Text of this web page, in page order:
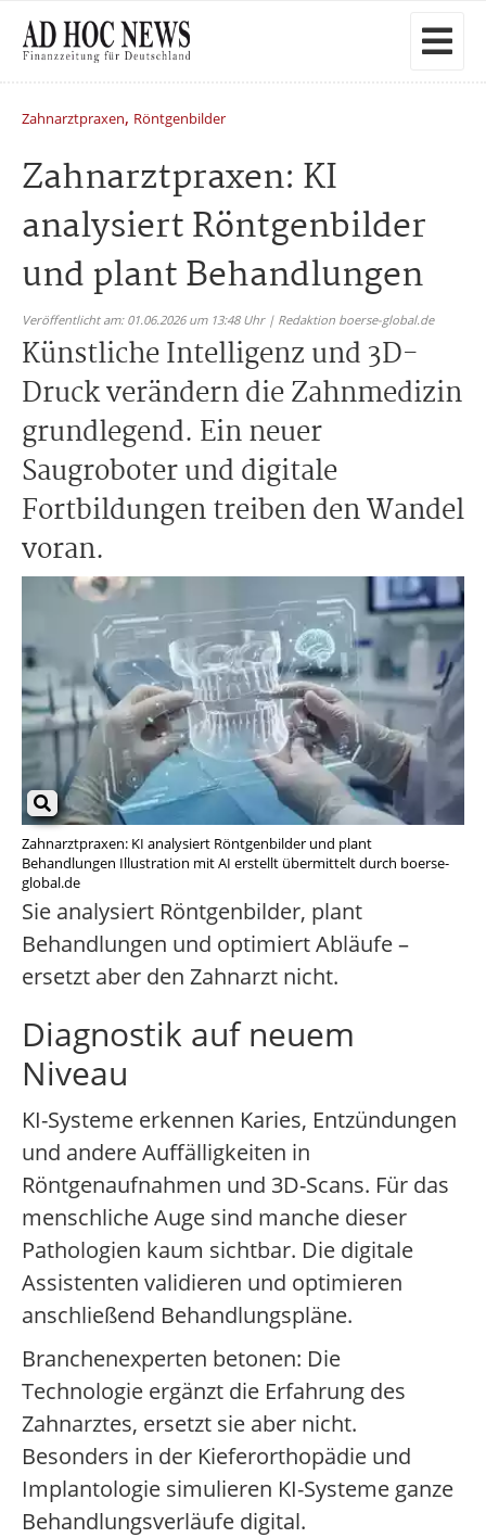
Zahnarztpraxen, Röntgenbilder
Zahnarztpraxen: KI
analysiert Röntgenbilder
und plant Behandlungen
Veröffentlicht am: 01.06.2026 um 13:48 Uhr | Redaktion boerse-global.de
Künstliche Intelligenz und 3D-
Druck verändern die Zahnmedizin
grundlegend. Ein neuer
Saugroboter und digitale
Fortbildungen treiben den Wandel
voran.
Zahnarztpraxen: KI analysiert Röntgenbilder und plant
Behandlungen Illustration mit AI erstellt übermittelt durch boerse-
global.de
Sie analysiert Röntgenbilder, plant
Behandlungen und optimiert Abläufe –
ersetzt aber den Zahnarzt nicht.
Diagnostik auf neuem
Niveau
KI-Systeme erkennen Karies, Entzündungen
und andere Auffälligkeiten in
Röntgenaufnahmen und 3D-Scans. Für das
menschliche Auge sind manche dieser
Pathologien kaum sichtbar. Die digitale
Assistenten validieren und optimieren
anschließend Behandlungspläne.
Branchenexperten betonen: Die
Technologie ergänzt die Erfahrung des
Zahnarztes, ersetzt sie aber nicht.
Besonders in der Kieferorthopädie und
Implantologie simulieren KI-Systeme ganze
Behandlungsverläufe digital.